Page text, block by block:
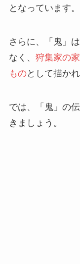
となっています。
さらに、「鬼」
なく、 狩集家の
ものとして描かれ
では、「鬼」の
きましょう。